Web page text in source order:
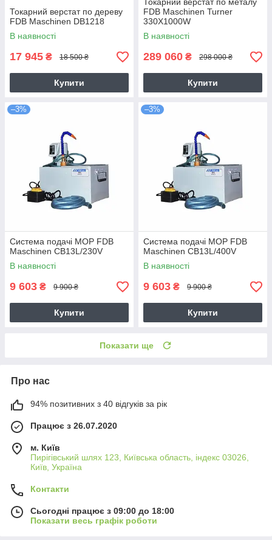
Токарний верстат по дереву
FDB Maschinen DB1218
В наявності
17 945 ₴ 18 500 ₴
Купити
Токарний верстат по металу
FDB Maschinen Turner
330X1000W
В наявності
289 060 ₴ 298 000 ₴
Купити
–3%
Система подачі МОР FDB
Maschinen CB13L/230V
В наявності
9 603 ₴ 9 900 ₴
Купити
–3%
Система подачі МОР FDB
Maschinen CB13L/400V
В наявності
9 603 ₴ 9 900 ₴
Купити
Показати ще
Про нас
94% позитивних з 40 відгуків за рік
Працює з 26.07.2020
м. Київ
Пирігівський шлях 123, Київська область, індекс 03026,
Київ, Україна
Контакти
Сьогодні працює з 09:00 до 18:00
Показати весь графік роботи